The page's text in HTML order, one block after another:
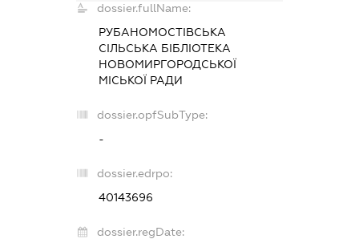
dossier.fullName:
РУБАНОМОСТІВСЬКА
СІЛЬСЬКА БІБЛІОТЕКА
НОВОМИРГОРОДСЬКОЇ
МІСЬКОЇ РАДИ
dossier.opfSubType:
-
dossier.edrpo:
40143696
dossier.regDate: